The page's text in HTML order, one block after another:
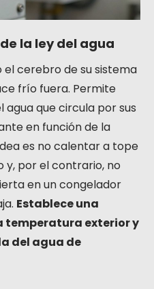
la ley del agua
el cerebro de su sistema
frío fuera. Permite
que circula por sus
en función de la
es no calentar a tope
y, por el contrario, no
en un congelador
Establece una
temperatura exterior y
del agua de